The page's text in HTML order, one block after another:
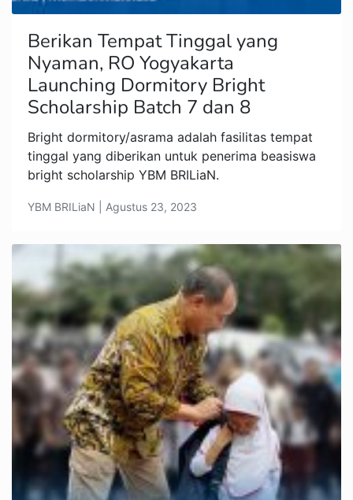
Berikan Tempat Tinggal yang
Nyaman, RO Yogyakarta
Launching Dormitory Bright
Scholarship Batch 7 dan 8
Bright dormitory/asrama adalah fasilitas tempat
tinggal yang diberikan untuk penerima beasiswa
bright scholarship YBM BRILiaN.
YBM BRILiaN | Agustus 23, 2023